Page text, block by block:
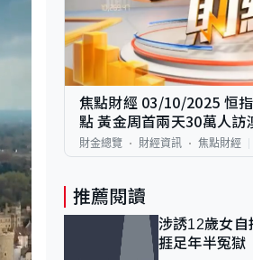
焦點財經 03/10/2025 恒
點 黃金周首兩天30萬人訪
財金總覽 財經資訊 焦點財經
推薦閱讀
涉誘12歲女
捱足年半冤